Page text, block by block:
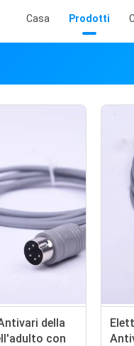
Casa Prodotti
della
con